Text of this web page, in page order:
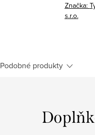
Značka:
s.r.o.
Podobné produkty